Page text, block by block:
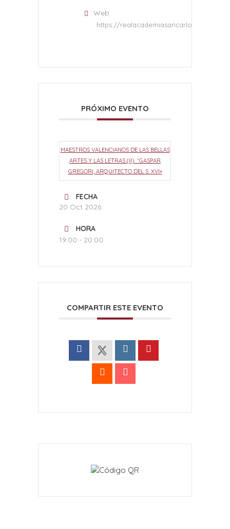
Web
https://realacademiasancarlos.com/
PRÓXIMO EVENTO
MAESTROS VALENCIANOS DE LAS BELLAS
ARTES Y LAS LETRAS (II). “GASPAR
GREGORI, ARQUITECTO DEL S. XVI»
FECHA
20 Oct 2026
HORA
19:00 - 20:00
COMPARTIR ESTE EVENTO